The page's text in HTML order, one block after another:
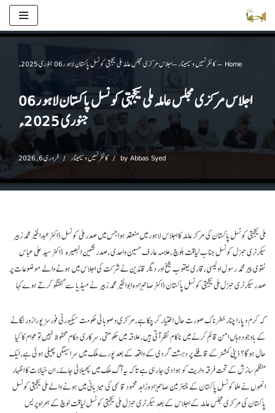
Skip
content
Home
–کانفرنسیں و سیمینار–اجلاس مرکزی مجلس عاملہ ملی یکجہتی کونسل پاکستان لاہو ر06 جنوری 2025ء
اجلاس مرکزی مجلس عاملہ ملی یکجہتی کونسل پاکستان لاہو ر06
جنوری 2025ء
by Abbas Syed کانفرنسیں و سیمینار فروری 6, 2026
ملی یکجہتی کونسل پاکستان کی مرکز عاملہ کا اجلاس لاہور میں منعقد ہوا جس میں صدر ملی کونسل ڈاکٹر عبدالخیر محمد زبیر
سیکرٹری جنرل کونسل جناب لیاقت بلوچ ،علامہ عارف حسین واحدی ،صدر نشین البصیرہ ڈاکٹر سید علی عباس
نقوی پیر محمد رسو ل اولیسی،قاری یعقوب شیخ اور دیگر قائدین نے شرکت کی اجلاس میں ہونے والے موضوعات پر
صدر سیکرٹری جنرل ملی یکجہتی کونسل پاکستان ڈاکٹر صاحبزادہ ابوالخیر محمد زبیر نے میڈیا سے گفتگو کرتے ہوےکہا
کہ کرم و پارا چنار خطرناک صورت حال اختیار کر چکا ہے، مرکزی و صوبائی حکومت سیکیورٹی فورسز پورا زور لگانے
کے باوجود وہاں امن قائم کرنے میں ناکام نظر آتی ہیں، علاقہ میں حکومتی، سرکاری حکام محفوظ نہیں تو عوام کا کیا
حال ہو گا؟ ڈپٹی کمشنر کے قافلے پر دہشت گردی کے واقعہ کے بعد پورے ملک میں سراسیمگی پھیلی ہوئی ہے، ایک
منظم سازش کے تحت فرقہ واریت کو ہوا دی جا رہی ہے تاکہ یہ آگ ملک میں پھیلائی جائے۔ ان خیالات کا اظہار
انھوں نے علما کونسل پاکستان کے چیئرمین صاحبزادہ زاہد محمود قاسمی کی میزبانی میں ہونے والے ملی یکجہتی کونسل
پاکستان کی مرکزی مجلس عاملہ کے اجلاس کے بعد سیکرٹری جنرل ملی یکجہتی کونسل لیاقت لوچ کے ہمراہ پریس